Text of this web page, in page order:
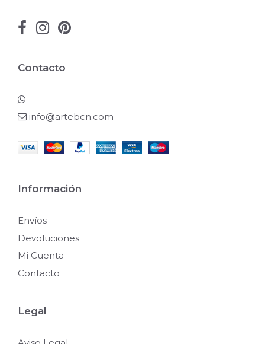
Contacto
info@artebcn.com
Información
Envíos
Devoluciones
Mi Cuenta
Contacto
Legal